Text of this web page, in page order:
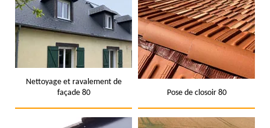
Nettoyage et ravalement de
façade 80
Pose de closoir 80